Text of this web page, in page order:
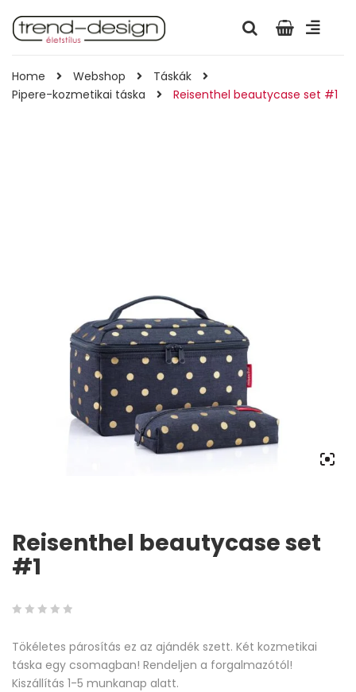
Home Webshop
Táskák
Pipere-kozmetikai táska
Reisenthel beautycase set #1
Reisenthel beautycase set
#1
out
of
based
Tökéletes párosítás ez az ajándék szett. Két kozmetikai
táska egy csomagban! Rendeljen a forgalmazótól!
Kiszállítás 1-5 munkanap alatt.